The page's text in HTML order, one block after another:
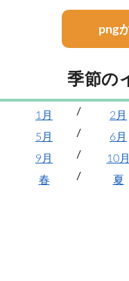
png
季節の
1月 2月
5月
6月
9月
10月
春
夏